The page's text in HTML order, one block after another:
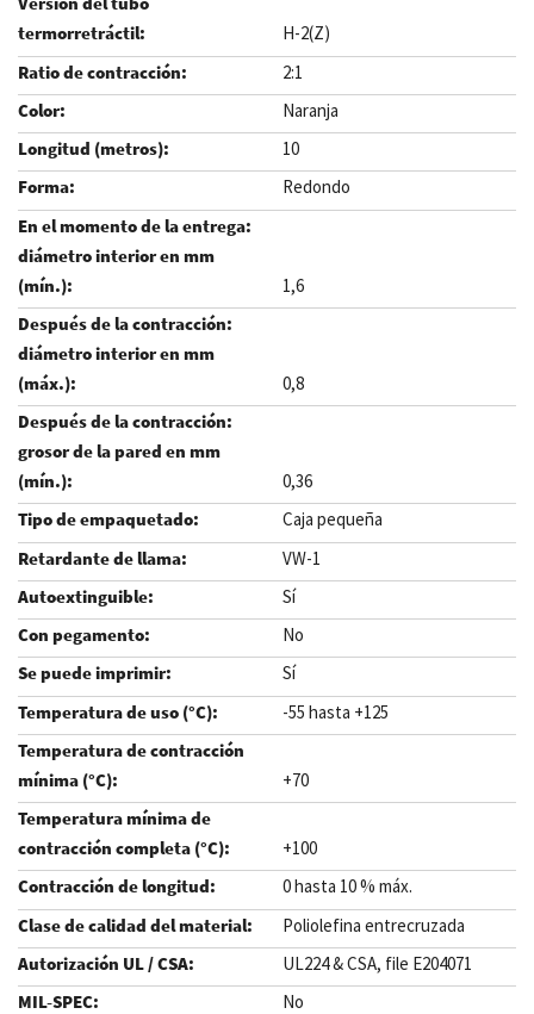
H-2(Z)
2:1
Naranja
10
Redondo
1,6
0,8
0,36
Caja pequeña
VW-1
Sí
No
Sí
-55 hasta +125
+70
+100
0 hasta 10 % máx.
Poliolefina entrecruzada
UL224 & CSA, file E204071
No